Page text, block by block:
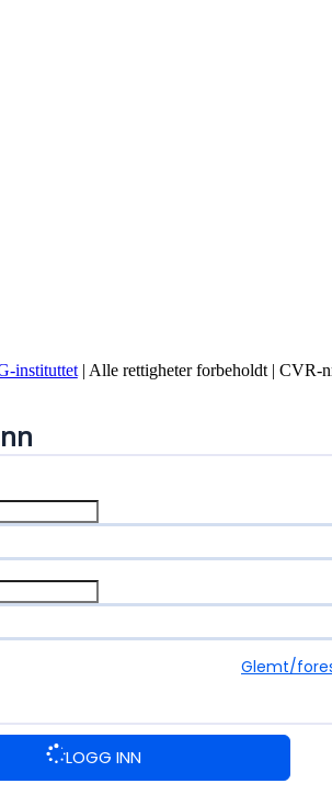
instituttet| Alle rettigheter forbeholdt | CVR-
LOGG INN
Glemt/